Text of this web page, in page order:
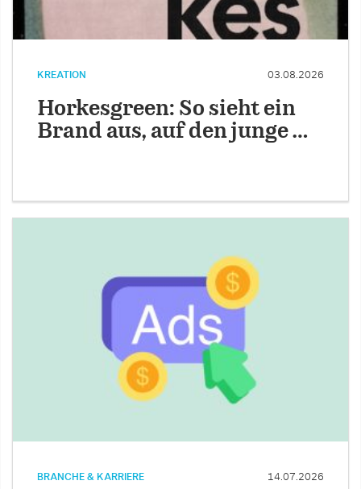
KREATION 03.08.2026
Horkesgreen: So sieht ein
Brand aus, auf den junge …
BRANCHE & KARRIERE 14.07.2026